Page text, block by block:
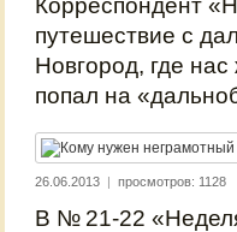
Корреспондент
путешествие с
Новгород, где нас
попал на
26.06.2013 | просмотров: 1128
В № 21‑22